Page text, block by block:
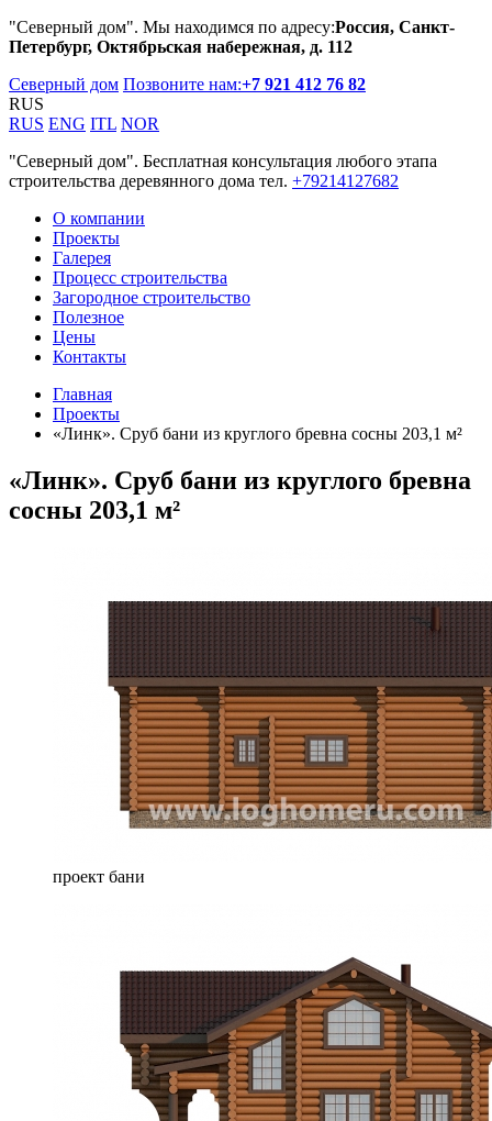
"Северный дом". Мы находимся по адресу:Россия, Санкт-
Петербург, Октябрьская набережная, д. 112
Северный дом Позвоните нам:+7 921 412 76 82
RUS
RUS ENG ITL NOR
"Северный дом". Бесплатная консультация любого этапа
строительства деревянного дома тел. +79214127682
О компании
Проекты
Галерея
Процесс строительства
Загородное строительство
Полезное
Цены
Контакты
Главная
Проекты
«Линк». Сруб бани из круглого бревна сосны 203,1 м²
«Линк». Сруб бани из круглого бревна
сосны 203,1 м²
проект бани